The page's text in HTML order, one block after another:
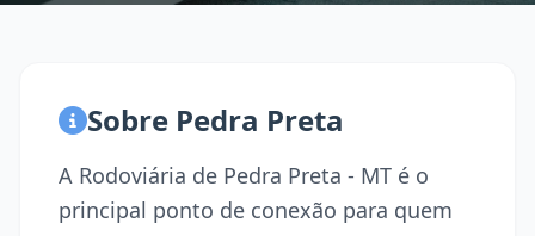
Sobre Pedra Preta
A Rodoviária de Pedra Preta - MT é o
principal ponto de conexão para quem